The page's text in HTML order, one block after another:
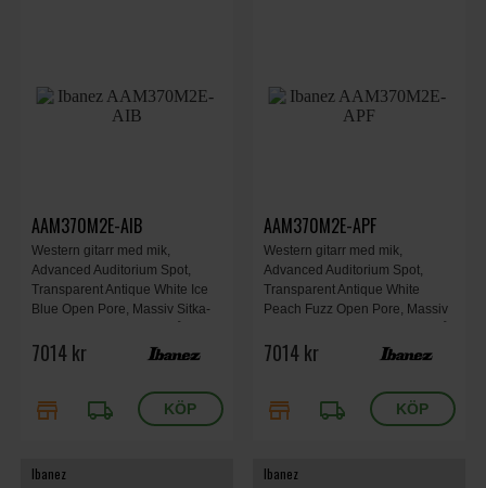
AAM370M2E-AIB
Western gitarr med mik,
Advanced Auditorium Spot,
Transparent Antique White Ice
Blue Open Pore, Massiv Sitka-
bakstycke och sidor.
7014 kr
store local_shipping
AAM370M2E-APF
Western gitarr med mik,
Advanced Auditorium Spot,
Transparent Antique White
Peach Fuzz Open Pore, Massiv
bakstycke och sidor.
7014 kr
store local_shipping
Ibanez Ibanez